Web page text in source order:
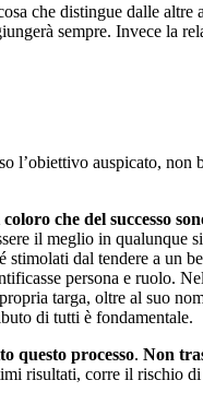
che distingue dalle altre
sempre. Invece la
l’obiettivo auspicato,
che del successo
il meglio in qualunque
dal tendere a un
persona e ruolo.
targa, oltre al suo
di tutti è fondamentale.
questo processo. Non
risultati, corre il rischio